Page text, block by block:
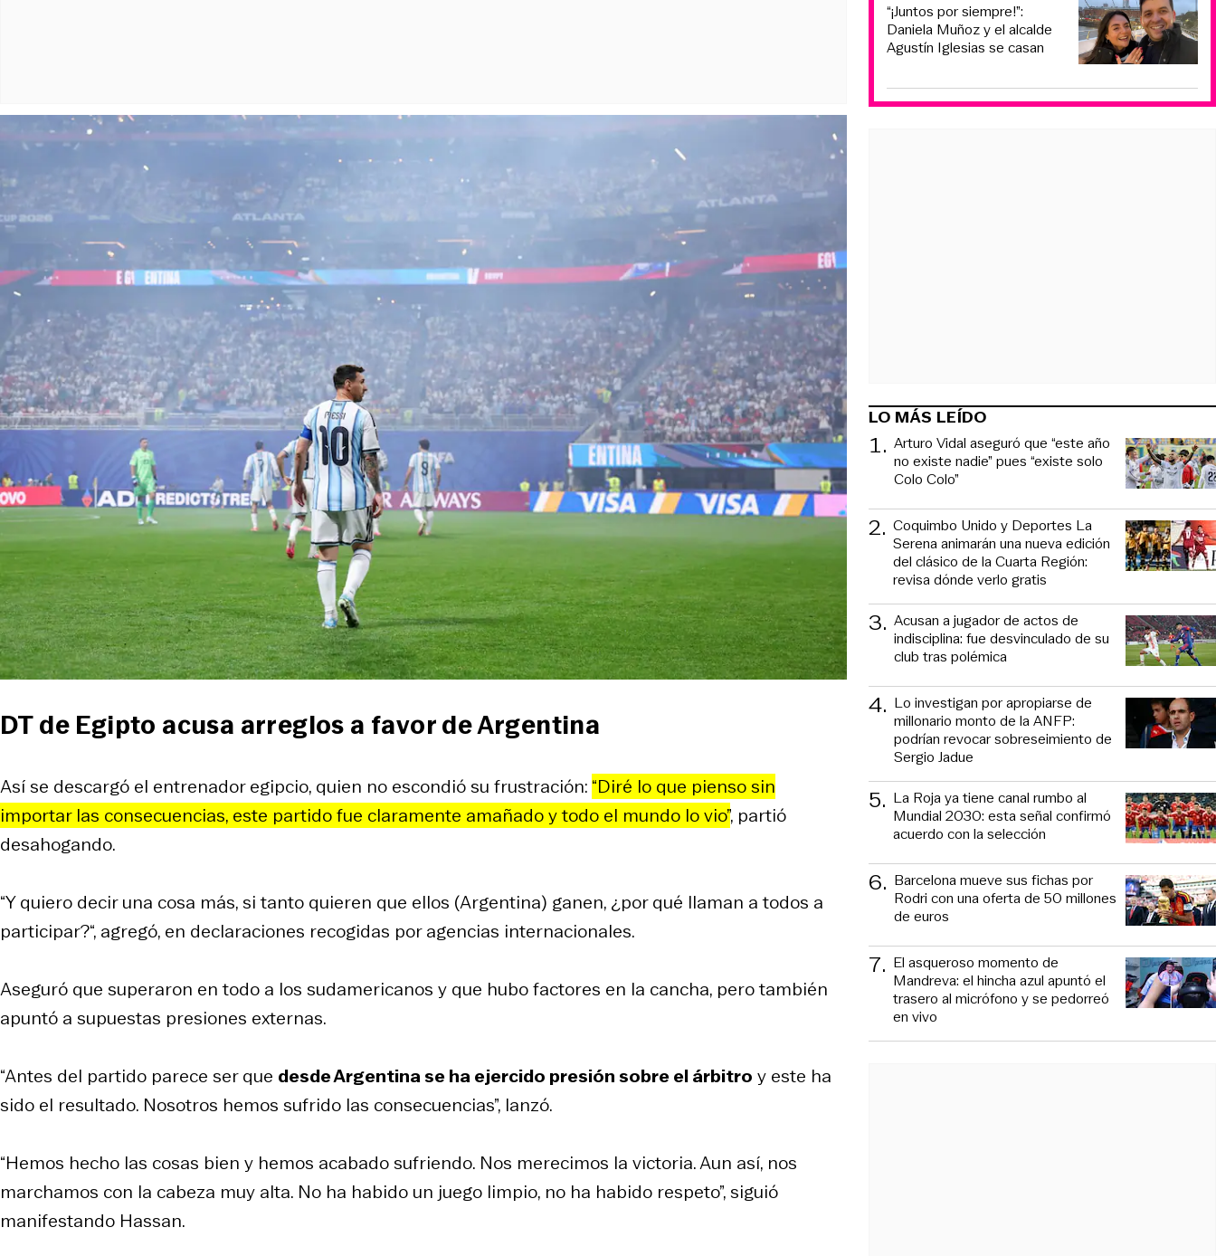
DT de Egipto acusa arreglos a favor de Argentina
Así se descargó el entrenador egipcio, quien no escondió su frustración: “Diré lo que pienso sin
importar las consecuencias, este partido fue claramente amañado y todo el mundo lo vio”, partió
desahogando.
“Y quiero decir una cosa más, si tanto quieren que ellos (Argentina) ganen, ¿por qué llaman a todos a
participar?“, agregó, en declaraciones recogidas por agencias internacionales.
Aseguró que superaron en todo a los sudamericanos y que hubo factores en la cancha, pero también
apuntó a supuestas presiones externas.
“Antes del partido parece ser que desde Argentina se ha ejercido presión sobre el árbitro y este ha
sido el resultado. Nosotros hemos sufrido las consecuencias”, lanzó.
“Hemos hecho las cosas bien y hemos acabado sufriendo. Nos merecimos la victoria. Aun así, nos
marchamos con la cabeza muy alta. No ha habido un juego limpio, no ha habido respeto”, siguió
manifestando Hassan.
“¡Juntos por siempre!”:
Daniela Muñoz y el alcalde
Agustín Iglesias se casan
LO MÁS LEÍDO
1. Arturo Vidal aseguró que “este año
no existe nadie” pues “existe solo
Colo Colo”
2. Coquimbo Unido y Deportes La
Serena animarán una nueva edición
del clásico de la Cuarta Región:
revisa dónde verlo gratis
3. Acusan a jugador de actos de
indisciplina: fue desvinculado de su
club tras polémica
4. Lo investigan por apropiarse de
millonario monto de la ANFP:
podrían revocar sobreseimiento de
Sergio Jadue
5. La Roja ya tiene canal rumbo al
Mundial 2030: esta señal confirmó
acuerdo con la selección
6. Barcelona mueve sus fichas por
Rodri con una oferta de 50 millones
de euros
7. El asqueroso momento de
Mandreva: el hincha azul apuntó el
trasero al micrófono y se pedorreó
en vivo